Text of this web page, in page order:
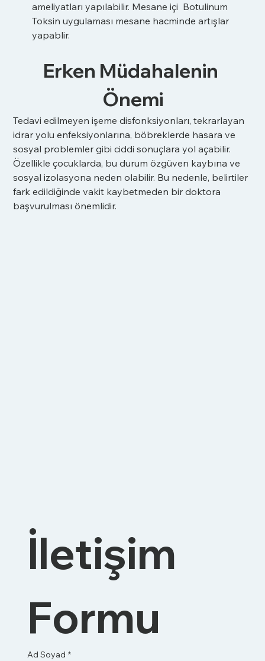
ameliyatları yapılabilir. Mesane içi  Botulinum
Toksin uygulaması mesane hacminde artışlar
yapablir.
Erken Müdahalenin
Önemi
Tedavi edilmeyen işeme disfonksiyonları, tekrarlayan
idrar yolu enfeksiyonlarına, böbreklerde hasara ve
sosyal problemler gibi ciddi sonuçlara yol açabilir.
Özellikle çocuklarda, bu durum özgüven kaybına ve
sosyal izolasyona neden olabilir. Bu nedenle, belirtiler
fark edildiğinde vakit kaybetmeden bir doktora
başvurulması önemlidir.
İletişim
Formu
Ad Soyad *